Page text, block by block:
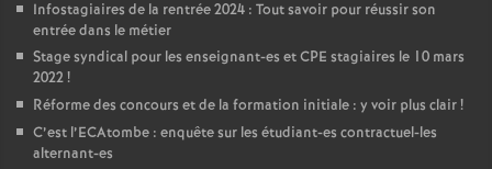
Infostagiaires de la rentrée 2024 : Tout savoir pour réussir son
entrée dans le métier
Stage syndical pour les enseignant-es etCPE stagiaires le 10 mars
2022!
Réforme des concours et de la formation initiale : y voir plus clair!
C’est l’ECAtombe : enquête sur les étudiant-es contractuel-les
alternant-es